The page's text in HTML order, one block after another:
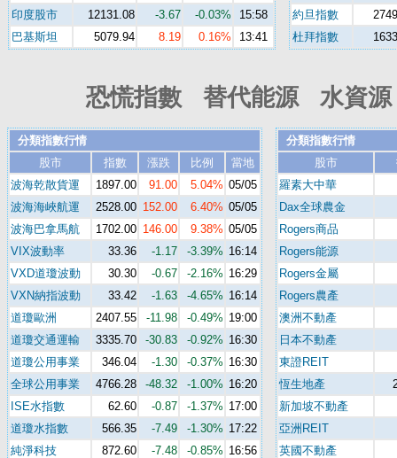
印度股市
12131.08 -3.67 -0.03%
15:58
巴基斯坦
5079.94 8.19 0.16% 13:41
約旦指數
杜拜指數
恐慌指數 替代能源 水資
分類指數行情
股市
指數 漲跌 比例
當地
波海乾散貨運
1897.00 91.00 5.04% 05/05
波海海峽航運
2528.00 152.00 6.40% 05/05
波海巴拿馬航
1702.00 146.00 9.38% 05/05
VIX波動率
33.36 -1.17 -3.39% 16:14
VXD道瓊波動
30.30 -0.67 -2.16% 16:29
VXN納指波動
33.42 -1.63 -4.65% 16:14
道瓊歐洲
2407.55 -11.98 -0.49% 19:00
道瓊交通運輸
3335.70 -30.83 -0.92% 16:30
道瓊公用事業
346.04 -1.30 -0.37% 16:30
全球公用事業
4766.28 -48.32 -1.00% 16:20
ISE水指數
62.60 -0.87 -1.37% 17:00
道瓊水指數
566.35 -7.49 -1.30% 17:22
純淨科技
872.60 -7.48 -0.85% 16:56
分類指數行情
股市
羅素大中華
Dax全球農金
Rogers商品
Rogers能源
Rogers金屬
Rogers農產
澳洲不動產
日本不動產
東證REIT
恆生地產
新加坡不動產
亞洲REIT
英國不動產